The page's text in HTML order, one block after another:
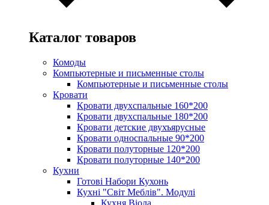
Каталог товаров
Комоды
Компьютерные и письменные столы
Компьютерные и письменные столы
Кровати
Кровати двухспальные 160*200
Кровати двухспальные 180*200
Кровати детские двухъярусные
Кровати односпальные 90*200
Кровати полуторные 120*200
Кровати полуторные 140*200
Кухни
Готові Набори Кухонь
Кухні "Світ Меблів". Модулі